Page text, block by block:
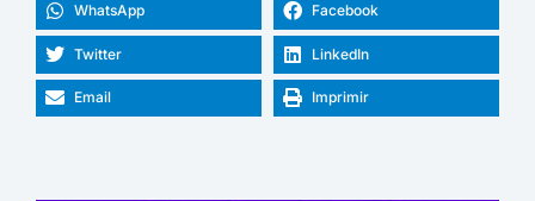
WhatsApp Facebook
Twitter LinkedIn
Email Imprimir